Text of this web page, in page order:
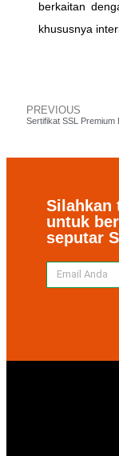
berkaitan
khususnya
PREVIOUS
Sertifikat SSL Premium
Silahkan
untuk
seputar